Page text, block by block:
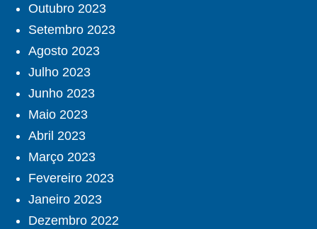
Outubro 2023
Setembro 2023
Agosto 2023
Julho 2023
Junho 2023
Maio 2023
Abril 2023
Março 2023
Fevereiro 2023
Janeiro 2023
Dezembro 2022